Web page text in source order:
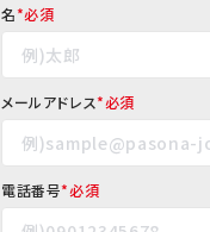
名*
メールアドレス*
電話番号*